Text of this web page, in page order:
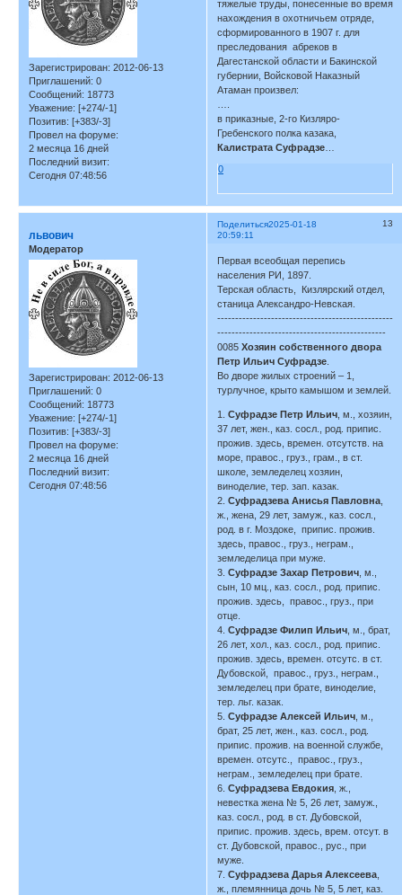
Зарегистрирован: 2012-06-13
Приглашений: 0
Сообщений: 18773
Уважение: [+274/-1]
Позитив: [+383/-3]
Провел на форуме:
2 месяца 16 дней
Последний визит:
Сегодня 07:48:56
тяжелые труды, понесенные во время
нахождения в охотничьем отряде,
сформированного в 1907 г. для
преследования абреков в
Дагестанской области и Бакинской
губернии, Войсковой Наказный
Атаман произвел:
в приказные, 2-го Кизляро-
Гребенского полка казака,
Калистрата Суфрадзе
0
Поделиться 13
2025-01-18
20:59:11
львович
Модератор
Зарегистрирован: 2012-06-13
Приглашений: 0
Сообщений: 18773
Уважение: [+274/-1]
Позитив: [+383/-3]
Провел на форуме:
2 месяца 16 дней
Последний визит:
Сегодня 07:48:56
Первая всеобщая перепись
населения РИ, 1897.
Терская область, Кизлярский отдел,
станица Александро-Невская.
-------------------------------------------------
-----------------------------------------------
0085Хозяин собственного двора
Петр Ильич Суфрадзе
Во дворе жилых строений – 1,
турлучное, крыто камышом и землей.
1.Суфрадзе Петр Ильич , м., хозяин,
37 лет, жен., каз. сосл., род. припис.
прожив. здесь, времен. отсутств. на
море, правос., груз., грам., в ст.
школе, земледелец хозяин,
виноделие, тер. зап. казак.
2.Суфрадзева Анисья Павловна
ж., жена, 29 лет, замуж., каз. сосл.,
род. в г. Моздоке, припис. прожив.
здесь, правос., груз., неграм.,
земледелица при муже.
3.Суфрадзе Захар Петрович , м.,
сын, 10 мц., каз. сосл., род. припис.
прожив. здесь, правос., груз., при
отце.
4.Суфрадзе Филип Ильич , м., брат,
26 лет, хол., каз. сосл., род. припис.
прожив. здесь, времен. отсутс. в ст.
Дубовской, правос., груз., неграм.,
земледелец при брате, виноделие,
тер. льг. казак.
5.Суфрадзе Алексей Ильич , м.,
брат, 25 лет, жен., каз. сосл., род.
припис. прожив. на военной службе,
времен. отсутс., правос., груз.,
неграм., земледелец при брате.
6.Суфрадзева Евдокия , ж.,
невестка жена № 5, 26 лет, замуж.,
каз. сосл., род. в ст. Дубовской,
припис. прожив. здесь, врем. отсут. в
ст. Дубовской, правос., рус., при
муже.
7.Суфрадзева Дарья Алексеева
ж., племянница дочь № 5, 5 лет, каз.